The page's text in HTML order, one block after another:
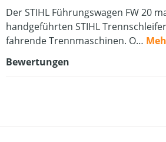
Der STIHL Führungswagen FW 20
handgeführten STIHL
fahrende Trennmaschinen. O…
Bewertungen